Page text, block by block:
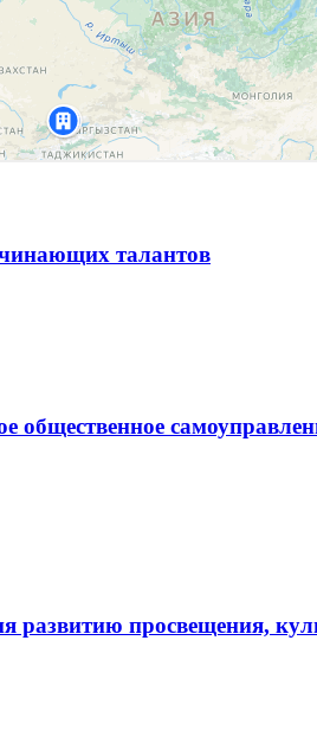
талантов
общественное
развитию просвещения,